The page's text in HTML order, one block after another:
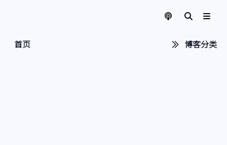
首页 博客分类